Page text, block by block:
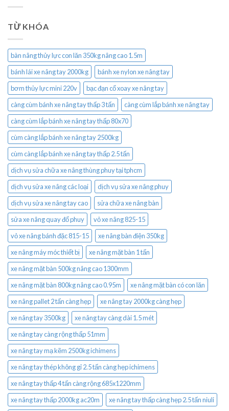
TỪ KHÓA
bàn nâng thủy lực con lăn 350kg nâng cao 1.5m
bánh lái xe nâng tay 2000kg
bánh xe nylon xe nâng tay
bơm thủy lực mini 220v
bạc đạn cổ xoay xe nâng tay
càng cùm bánh xe nâng tay thấp 3 tấn
càng cùm lắp bánh xe nâng tay
càng cùm lắp bánh xe nâng tay thấp 80x70
cùm càng lắp bánh xe nâng tay 2500kg
cùm càng lắp bánh xe nâng tay thấp 2.5 tấn
dịch vụ sửa chữa xe nâng thùng phuy tại tphcm
dịch vụ sửa xe nâng các loại
dịch vụ sửa xe nâng phuy
dịch vụ sửa xe nâng tay cao
sửa chữa xe nâng bàn
sửa xe nâng quay đổ phuy
vỏ xe nâng 825-15
vỏ xe nâng bánh đặc 815-15
xe nâng bàn điện 350kg
xe nâng máy móc thiết bị
xe nâng mặt bàn 1 tấn
xe nâng mặt bàn 500kg nâng cao 1300mm
xe nâng mặt bàn 800kg nâng cao 0.95m
xe nâng mặt bàn có con lăn
xe nâng pallet 2 tấn càng hẹp
xe nâng tay 2000kg càng hẹp
xe nâng tay 3500kg
xe nâng tay càng dài 1.5 mét
xe nâng tay càng rộng thấp 51mm
xe nâng tay mạ kẽm 2500kg ichimens
xe nâng tay thép không gỉ 2.5 tấn càng hẹp ichimens
xe nâng tay thấp 4 tấn càng rộng 685x1220mm
xe nâng tay thấp 2000kg ac20m
xe nâng tay thấp càng hẹp 2.5 tấn niuli